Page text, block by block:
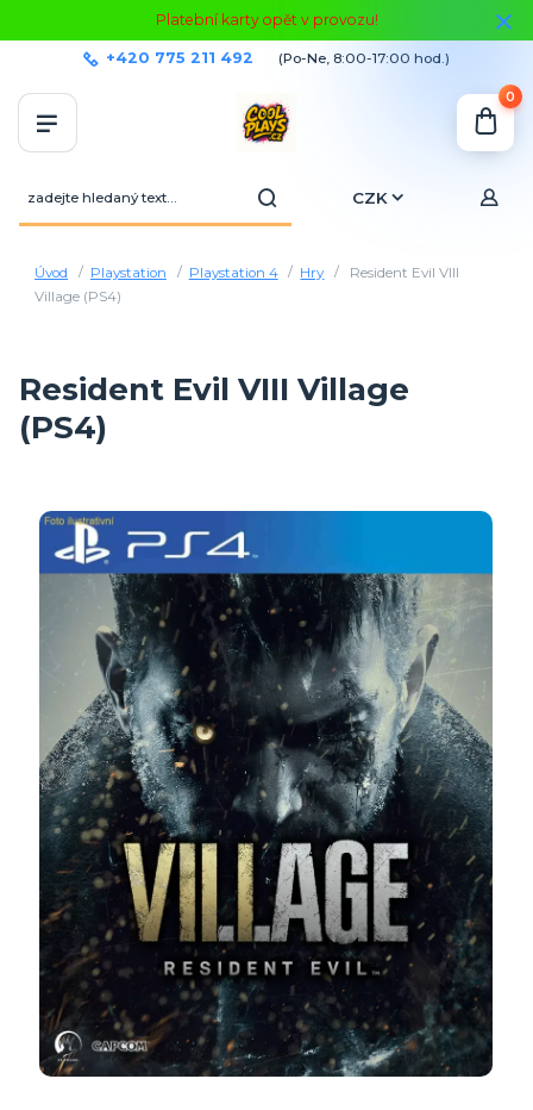
Platební karty opět v provozu!
CZK
+420 775 211 492 (Po-Ne, 8:00-17:00 hod.)
0
Úvod Playstation Playstation 4 Hry
Resident Evil VIII
Village (PS4)
Resident Evil VIII Village
(PS4)